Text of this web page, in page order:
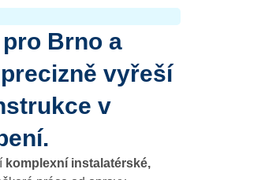
pro Brno a
vyřeší
v
komplexní instalatérské,